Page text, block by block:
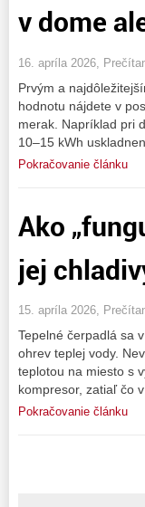
v dome
16. apríla 2026,
Prvým a
hodnotu nájdete v
merak. Napríklad pri
10–15 kWh
Pokračovanie článku
Ako
jej
15. apríla 2026,
Tepelné čerpadlá sa
ohrev teplej vody.
teplotou na miesto s
kompresor, zatiaľ čo
Pokračovanie článku